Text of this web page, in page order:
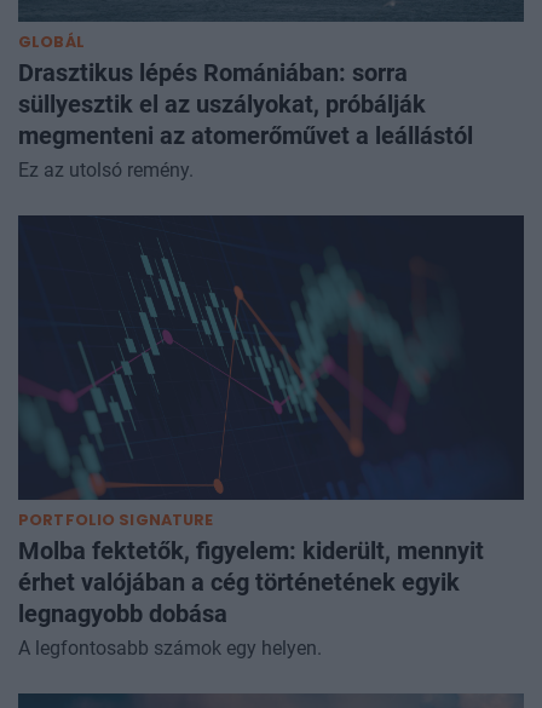
GLOBÁL
Drasztikus lépés Romániában: sorra
süllyesztik el az uszályokat, próbálják
megmenteni az atomerőművet a leállástól
Ez az utolsó remény.
PORTFOLIO SIGNATURE
Molba fektetők, figyelem: kiderült, mennyit
érhet valójában a cég történetének egyik
legnagyobb dobása
A legfontosabb számok egy helyen.